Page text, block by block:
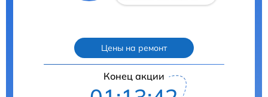
Цены на ремонт
Конец акции